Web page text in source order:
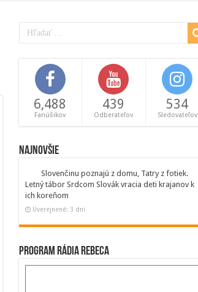
6,488
Fanúšikov
439
Odberateľov
534
Sledovateľov
Najnovšie
Slovenčinu poznajú z domu, Tatry z fotiek.
Letný tábor Srdcom Slovák vracia deti krajanov k
ich koreňom
Uverejnené: 3 dni
Program Rádia Rebeca